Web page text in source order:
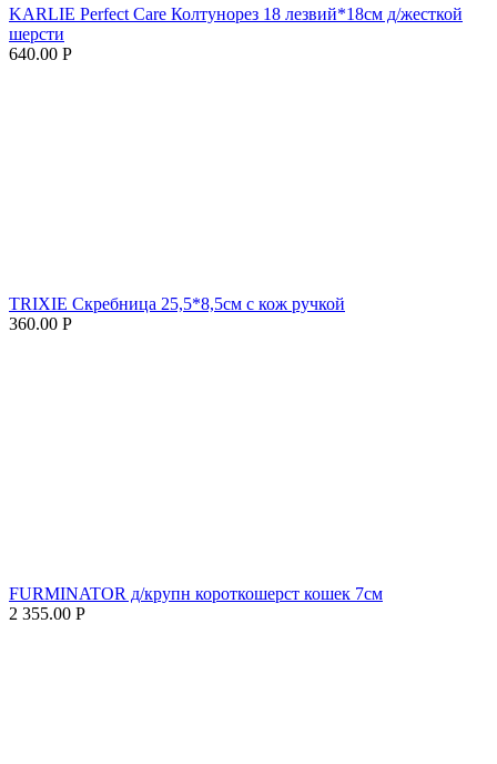
KARLIE Perfect Care Колтунорез 18 лезвий*18см д/жесткой
шерсти
640.00 Р
TRIXIE Скребница 25,5*8,5см с кож ручкой
360.00 Р
FURMINATOR д/крупн короткошерст кошек 7см
2 355.00 Р